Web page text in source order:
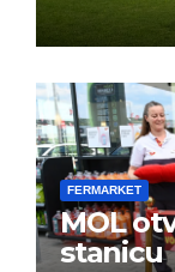
FERMARKET
MOL
stanicu